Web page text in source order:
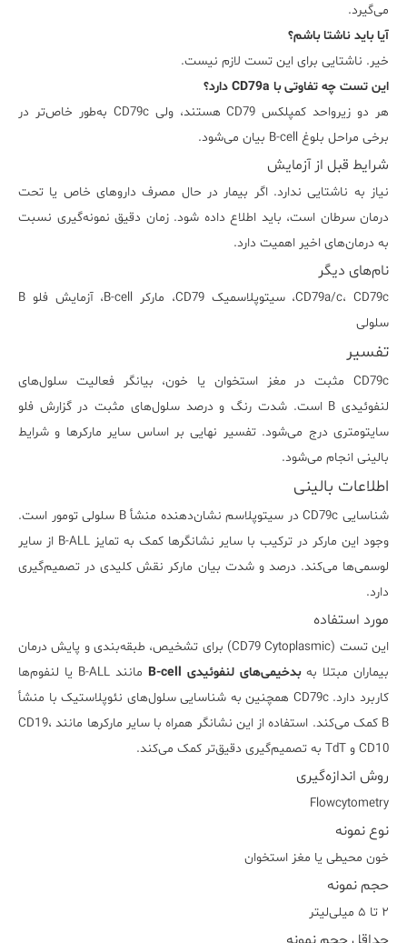
می‌گیرد.
آیا باید ناشتا باشم؟
خیر. ناشتایی برای این تست لازم نیست.
این تست چه تفاوتی با CD79a دارد؟
هر دو زیرواحد کمپلکس CD79 هستند، ولی CD79c به‌طور خاص‌تر در
برخی مراحل بلوغ B-cell بیان می‌شود.
شرایط قبل از آزمایش
نیاز به ناشتایی ندارد. اگر بیمار در حال مصرف داروهای خاص یا تحت
درمان سرطان است، باید اطلاع داده شود. زمان دقیق نمونه‌گیری نسبت
به درمان‌های اخیر اهمیت دارد.
نام‌های دیگر
CD79a/c، CD79c، سیتوپلاسمیک CD79، مارکر B-cell، آزمایش فلو B
سلولی
تفسیر
CD79c مثبت در مغز استخوان یا خون، بیانگر فعالیت سلول‌های
لنفوئیدی B است. شدت رنگ و درصد سلول‌های مثبت در گزارش فلو
سایتومتری درج می‌شود. تفسیر نهایی بر اساس سایر مارکرها و شرایط
بالینی انجام می‌شود.
اطلاعات بالینی
شناسایی CD79c در سیتوپلاسم نشان‌دهنده منشأ B سلولی تومور است.
وجود این مارکر در ترکیب با سایر نشانگرها کمک به تمایز B-ALL از سایر
لوسمی‌ها می‌کند. درصد و شدت بیان مارکر نقش کلیدی در تصمیم‌گیری
دارد.
مورد استفاده
این تست (CD79 Cytoplasmic) برای تشخیص، طبقه‌بندی و پایش درمان
بیماران مبتلا بهبدخیمی‌های لنفوئیدی B-cell
مانند B-ALL یا لنفوم‌ها
کاربرد دارد. CD79c همچنین به شناسایی سلول‌های نئوپلاستیک با منشأ
B کمک می‌کند. استفاده از این نشانگر همراه با سایر مارکرها مانند CD19،
CD10 و TdT به تصمیم‌گیری دقیق‌تر کمک می‌کند.
روش اندازه‌گیری
Flowcytometry
نوع نمونه
خون محیطی یا مغز استخوان
حجم نمونه
۲ تا ۵ میلی‌لیتر